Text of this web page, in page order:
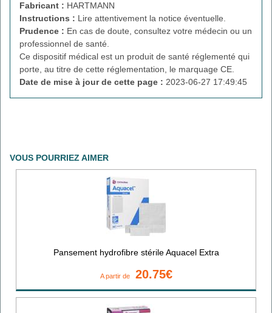
Fabricant : HARTMANN
Instructions : Lire attentivement la notice éventuelle.
Prudence : En cas de doute, consultez votre médecin ou un
professionnel de santé.
Ce dispositif médical est un produit de santé réglementé qui
porte, au titre de cette réglementation, le marquage CE.
Date de mise à jour de cette page : 2023-06-27 17:49:45
VOUS POURRIEZ AIMER
Pansement hydrofibre stérile Aquacel Extra
A partir de 20.75€